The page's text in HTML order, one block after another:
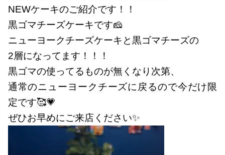
NEWケーキのご紹介です！！
黒ゴマチーズケーキです🧀
ニューヨークチーズケーキと黒ゴマチーズの
2層になってます！！！
黒ゴマの使ってるものが無くなり次第、
通常のニューヨークチーズに戻るので今だけ限
定です🥰💗
ぜひお早めにご来店ください✨